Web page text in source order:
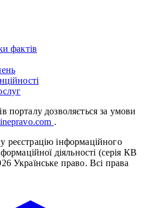
фактів
порталу дозволяється за умови
.
реєстрацію інформаційного
діяльності (серія КВ
Українське право. Всі права